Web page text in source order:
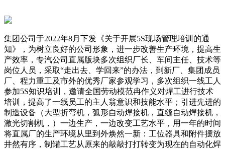
集团公司于2022年8月下发《关于开展5S现场管理培训的通
知》，为树立良好的公司形象，进一步改善生产环境，提高生
产效率，专汽公司直属版块多次组织厂长、车间主任、技术等
岗位人员，采取“走出去、学回来”的办法，到新厂、集团成员
厂、程力重工及市外的优秀厂家参观学习，多次组织一线工人
参加5S知识培训，邀请全国劳动模范冉作义对焊工进行技术
培训，提高了一线员工的主人翁意识和技能水平；引进先进的
制造设备（大型折弯机，弧形自动焊接机，直缝自动焊接机，
激光切割机，）一边生产，一边改变工艺水平，用一年的时间
将直属厂的生产环境从里到外焕然一新： 工位器具和附件摆放
井然有序，制罐工艺从原来的敲敲打打转变为现在的自动化焊